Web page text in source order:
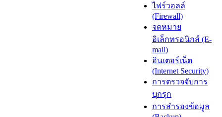
ไฟร์วอลล์
(Firewall)
จดหมาย
อิเล็กทรอนิกส์ (E-
mail)
อินเตอร์เน็ต
(Internet Security)
การตรวจจับการ
บุกรุก
การสำรองข้อมูล